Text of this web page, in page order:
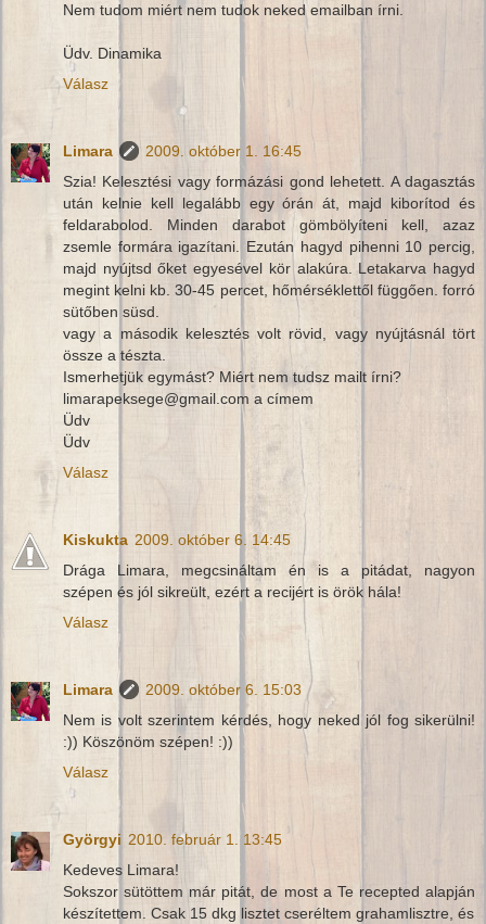
Nem tudom miért nem tudok neked emailban írni.
Üdv. Dinamika
Válasz
Limara
2009. október 1. 16:45
Szia! Kelesztési vagy formázási gond lehetett. A dagasztás
után kelnie kell legalább egy órán át, majd kiborítod és
feldarabolod. Minden darabot gömbölyíteni kell, azaz
zsemle formára igazítani. Ezután hagyd pihenni 10 percig,
majd nyújtsd őket egyesével kör alakúra. Letakarva hagyd
megint kelni kb. 30-45 percet, hőmérséklettől függően. forró
sütőben süsd.
vagy a második kelesztés volt rövid, vagy nyújtásnál tört
össze a tészta.
Ismerhetjük egymást? Miért nem tudsz mailt írni?
limarapeksege@gmail.com a címem
Üdv
Üdv
Válasz
Kiskukta 2009. október 6. 14:45
Drága Limara, megcsináltam én is a pitádat, nagyon
szépen és jól sikreült, ezért a recijért is örök hála!
Válasz
Limara
2009. október 6. 15:03
Nem is volt szerintem kérdés, hogy neked jól fog sikerülni!
:)) Köszönöm szépen! :))
Válasz
Györgyi 2010. február 1. 13:45
Kedeves Limara!
Sokszor sütöttem már pitát, de most a Te recepted alapján
készítettem. Csak 15 dkg lisztet cseréltem grahamlisztre, és